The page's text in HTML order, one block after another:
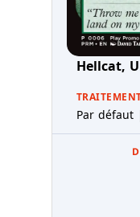
Hellcat,
Par défaut